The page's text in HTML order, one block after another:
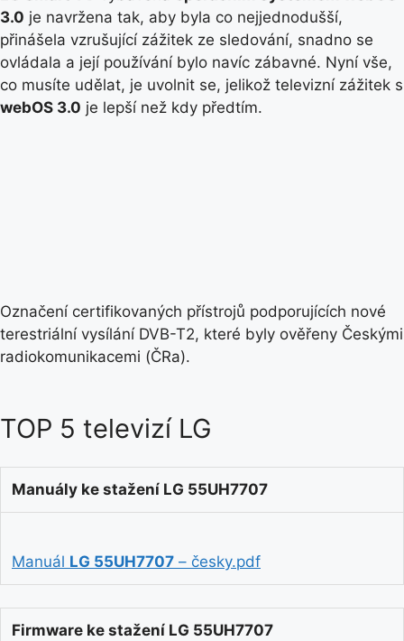
3.0 je navržena tak, aby byla co nejjednodušší,
přinášela vzrušující zážitek ze sledování, snadno se
ovládala a její používání bylo navíc zábavné. Nyní vše,
co musíte udělat, je uvolnit se, jelikož televizní zážitek s
webOS 3.0 je lepší než kdy předtím.
Označení certifikovaných přístrojů podporujících nové
terestriální vysílání DVB-T2, které byly ověřeny Českými
radiokomunikacemi (ČRa).
TOP 5 televizí LG
Manuály ke stažení LG 55UH7707
Manuál LG 55UH7707 – česky.pdf
Firmware ke stažení LG 55UH7707